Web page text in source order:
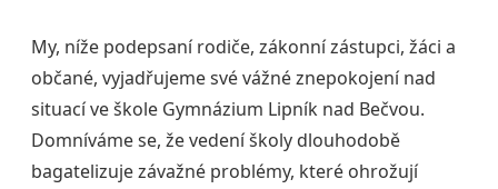
My, níže podepsaní rodiče, zákonní zástupci, žáci a
občané, vyjadřujeme své vážné znepokojení nad
situací ve škole Gymnázium Lipník nad Bečvou.
Domníváme se, že vedení školy dlouhodobě
bagatelizuje závažné problémy, které ohrožují